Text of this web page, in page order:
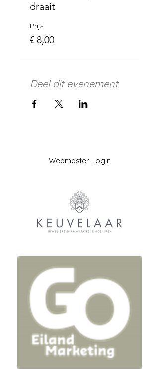
draait
Prijs
€ 8,00
Deel dit evenement
Webmaster Login